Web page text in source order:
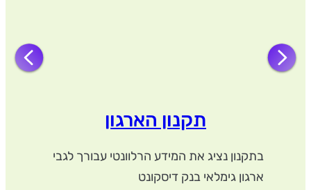
תקנון הארגון
בתקנון נציג את המידע הרלוונטי עבורך לגבי
ארגון גימלאי בנק דיסקונט